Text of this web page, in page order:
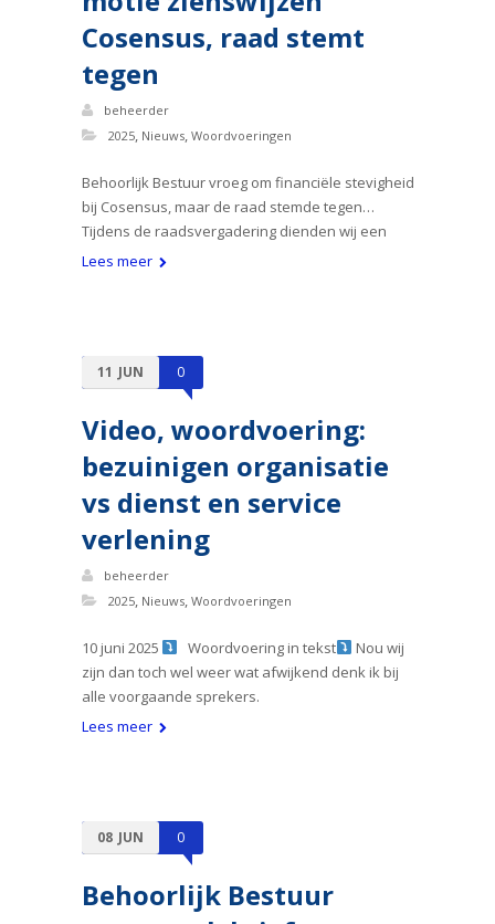
Cosensus, raad stemt
tegen
beheerder
2025, Nieuws, Woordvoeringen
Behoorlijk Bestuur vroeg om financiële stevigheid
bij Cosensus, maar de raad stemde tegen…
Tijdens de raadsvergadering dienden wij een
Lees meer
11 JUN 0
Video, woordvoering:
bezuinigen organisatie
vs dienst en service
verlening
beheerder
2025, Nieuws, Woordvoeringen
10 juni 2025 Woordvoering in tekst
Nou wij
zijn dan toch wel weer wat afwijkend denk ik bij
alle voorgaande sprekers.
Lees meer
08 JUN 0
Behoorlijk Bestuur